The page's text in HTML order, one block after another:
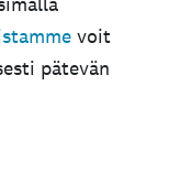
voit
pätevän